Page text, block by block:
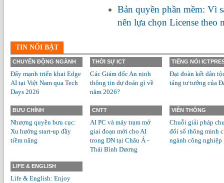
Bản quyền phần mềm: Vì
nên lựa chọn License theo
TIN NỔI BẬT
CHUYỂN ĐỘNG NGÀNH
Đẩy mạnh triển khai Edge
AI tại Việt Nam qua Tech
Days 2026
THỜI SỰ ICT
Các Giám đốc An ninh
thông tin dự đoán gì về
năm 2026?
TIẾNG NÓI
Đại đoàn kết dân
tảng tư tưởng của
BƯU CHÍNH
Nhượng quyền bưu cục:
Xu hướng start-up đầy
tiềm năng
CNTT
AI PC và máy trạm mở
giai đoạn mới cho AI
trong DN tại Châu Á -
Thái Bình Dương
VIỄN THÔNG
Chuỗi giải pháp
đổi số thông minh
ngành công nghiệp
LIFE & ENGLISH
Life & English: Enjoy